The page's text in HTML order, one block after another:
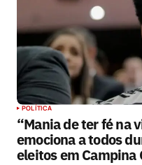
POLÍTICA
“Mania de ter fé na
emociona a todos
eleitos em Campina